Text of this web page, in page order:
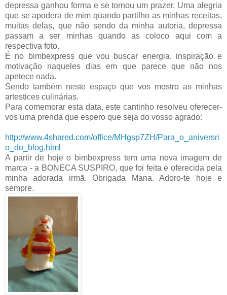
depressa ganhou forma e se tornou um prazer. Uma alegria
que se apodera de mim quando partilho as minhas receitas,
muitas delas, que não sendo da minha autoria, depressa
passam a ser minhas quando as coloco aqui com a
respectiva foto.
É no bimbexpress que vou buscar energia, inspiração e
motivação naqueles dias em que parece que não nos
apetece nada.
Sendo também neste espaço que vos mostro as minhas
artestices culinárias.
Para comemorar esta data, este cantinho resolveu oferecer-
vos uma prenda que espero que seja do vosso agrado:
http://www.4shared.com/office/MHgsp7ZH/Para_o_aniversri
o_do_blog.html
A partir de hoje o bimbexpress tem uma nova imagem de
marca - a BONECA SUSPIRO, que foi feita e oferecida pela
minha adorada irmã. Obrigada Mana. Adoro-te hoje e
sempre.